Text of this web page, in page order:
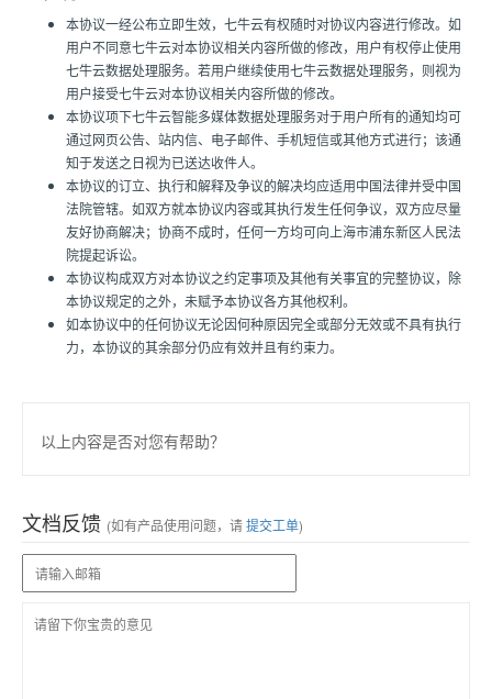
本协议一经公布立即生效，七牛云有权随时对协议内容进行修改。如
用户不同意七牛云对本协议相关内容所做的修改，用户有权停止使用
七牛云数据处理服务。若用户继续使用七牛云数据处理服务，则视为
用户接受七牛云对本协议相关内容所做的修改。
本协议项下七牛云智能多媒体数据处理服务对于用户所有的通知均可
通过网页公告、站内信、电子邮件、手机短信或其他方式进行；该通
知于发送之日视为已送达收件人。
本协议的订立、执行和解释及争议的解决均应适用中国法律并受中国
法院管辖。如双方就本协议内容或其执行发生任何争议，双方应尽量
友好协商解决；协商不成时，任何一方均可向上海市浦东新区人民法
院提起诉讼。
本协议构成双方对本协议之约定事项及其他有关事宜的完整协议，除
本协议规定的之外，未赋予本协议各方其他权利。
如本协议中的任何协议无论因何种原因完全或部分无效或不具有执行
力，本协议的其余部分仍应有效并且有约束力。
以上内容是否对您有帮助？
文档反馈 (如有产品使用问题，请提交工单)